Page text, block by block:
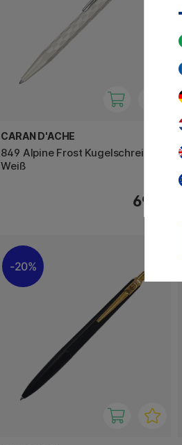
CARAN D'ACHE
849 Alpine Frost Kugelschreiber
Weiß
69 €
20%